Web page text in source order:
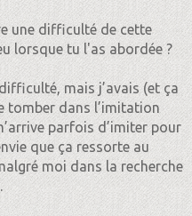
une difficulté de cette
lorsque tu l'as abordée ?
mais j’avais (et ça
tomber dans l’imitation
parfois d’imiter pour
que ça ressorte au
moi dans la recherche